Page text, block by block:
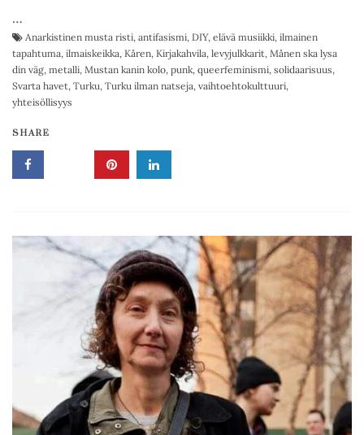
…
Anarkistinen musta risti, antifasismi, DIY, elävä musiikki, ilmainen
tapahtuma, ilmaiskeikka, Kåren, Kirjakahvila, levyjulkkarit, Månen ska lysa
din väg, metalli, Mustan kanin kolo, punk, queerfeminismi, solidaarisuus,
Svarta havet, Turku, Turku ilman natseja, vaihtoehtokulttuuri,
yhteisöllisyys
SHARE